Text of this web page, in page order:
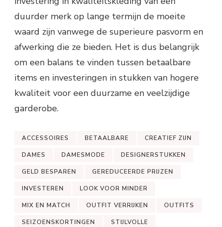
duurder merk op lange termijn de moeite
waard zijn vanwege de superieure pasvorm en
afwerking die ze bieden. Het is dus belangrijk
om een balans te vinden tussen betaalbare
items en investeringen in stukken van hogere
kwaliteit voor een duurzame en veelzijdige
garderobe.
ACCESSOIRES BETAALBARE CREATIEF ZIJN
DAMES DAMESMODE DESIGNERSTUKKEN
GELD BESPAREN GEREDUCEERDE PRIJZEN
INVESTEREN LOOK VOOR MINDER
MIX EN MATCH OUTFIT VERRIJKEN OUTFITS
SEIZOENSKORTINGEN STIJLVOLLE